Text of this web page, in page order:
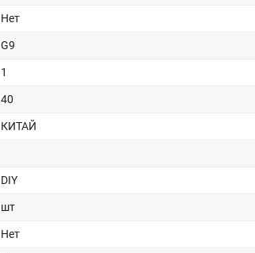
Нет
G9
1
40
КИТАЙ
DIY
шт
Нет